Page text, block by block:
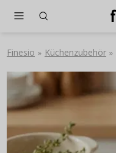
Finesio » Küchenzubehör »